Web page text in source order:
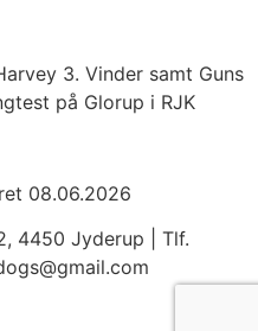
3. Vinder samt Guns
på Glorup i RJK
08.06.2026
4450 Jyderup | Tlf.